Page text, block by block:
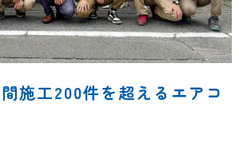
施工200件を超えるエアコ